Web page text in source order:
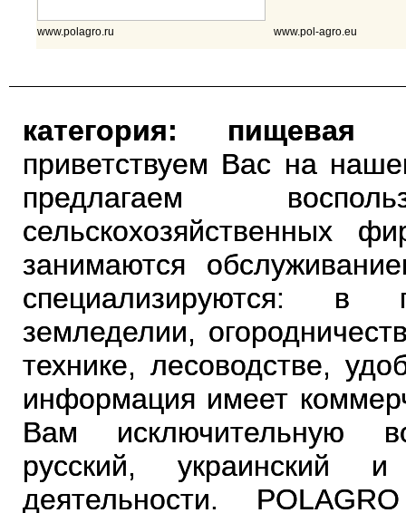
www.polagro.ru www.pol-agro.eu
категория: пищевая
приветствуем Вас на
предлагаем
сельскохозяйственных
занимаются
специализируются: в
земледелии,
технике, лесоводстве,
информация имеет
Вам исключительную
русский,
деятельности.